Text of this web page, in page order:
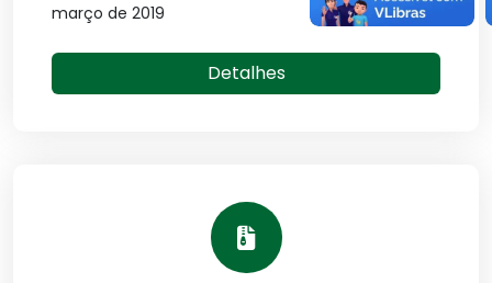
março de 2019
Detalhes